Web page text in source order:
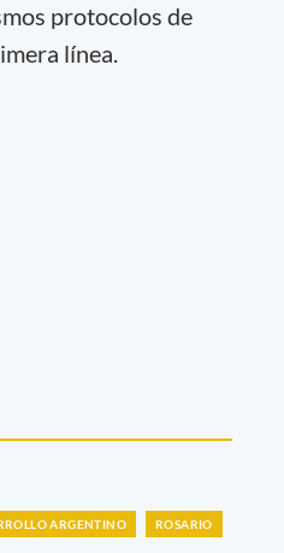
protocolos de
línea.
ARGENTINO ROSARIO